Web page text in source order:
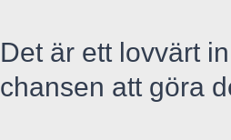
Det är ett lovvärt
chansen att göra